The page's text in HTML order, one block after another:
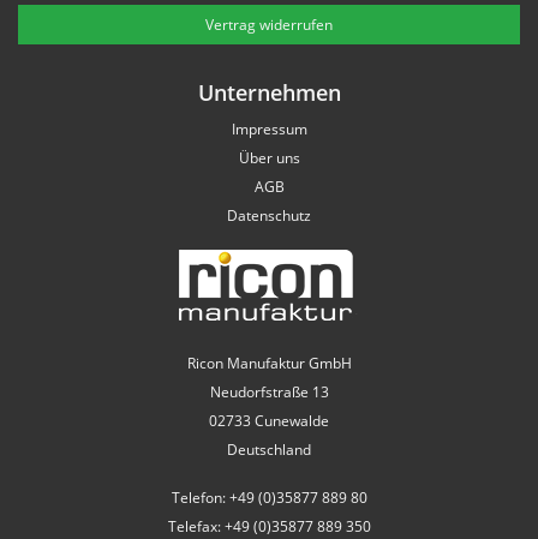
Vertrag widerrufen
Unternehmen
Impressum
Über uns
AGB
Datenschutz
Ricon Manufaktur GmbH
Neudorfstraße 13
02733 Cunewalde
Deutschland
Telefon: +49 (0)35877 889 80
Telefax: +49 (0)35877 889 350